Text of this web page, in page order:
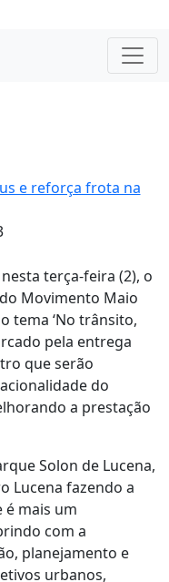
e reforça frota na
terça-feira (2), o
Movimento Maio
tema ‘No trânsito,
pela entrega
que serão
do
a prestação
Solon de Lucena,
Lucena fazendo a
é mais um
com a
planejamento e
urbanos,